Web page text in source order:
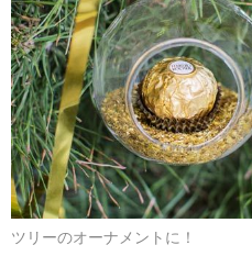
ツリーのオーナメントに！